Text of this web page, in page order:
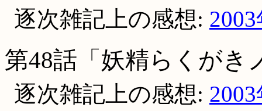
逐次雑記上の感想:
第48話「妖精らくがき
逐次雑記上の感想: